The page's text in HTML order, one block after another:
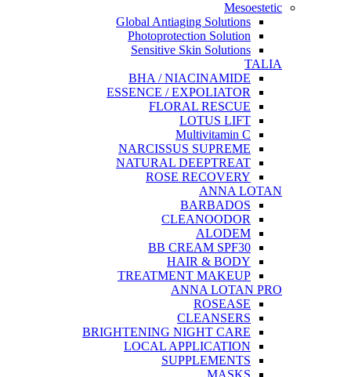
Mesoestetic
Global Antiaging Solutions
Photoprotection Solution
Sensitive Skin Solutions
TALIA
BHA / NIACINAMIDE
ESSENCE / EXPOLIATOR
FLORAL RESCUE
LOTUS LIFT
Multivitamin C
NARCISSUS SUPREME
NATURAL DEEPTREAT
ROSE RECOVERY
ANNA LOTAN
BARBADOS
CLEANOODOR
ALODEM
BB CREAM SPF30
HAIR & BODY
TREATMENT MAKEUP
ANNA LOTAN PRO
ROSEASE
CLEANSERS
BRIGHTENING NIGHT CARE
LOCAL APPLICATION
SUPPLEMENTS
MASKS